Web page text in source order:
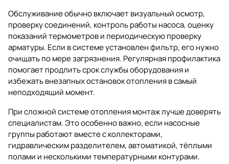
Обслуживание обычно включает визуальный осмотр,
проверку соединений, контроль работы насоса, оценку
показаний термометров и периодическую проверку
арматуры. Если в системе установлен фильтр, его нужно
очищать по мере загрязнения. Регулярная профилактика
помогает продлить срок службы оборудования и
избежать внезапных остановок отопления в самый
неподходящий момент.
При сложной системе отопления монтаж лучше доверять
специалистам. Это особенно важно, если насосные
группы работают вместе с коллекторами,
гидравлическим разделителем, автоматикой, тёплыми
полами и несколькими температурными контурами.